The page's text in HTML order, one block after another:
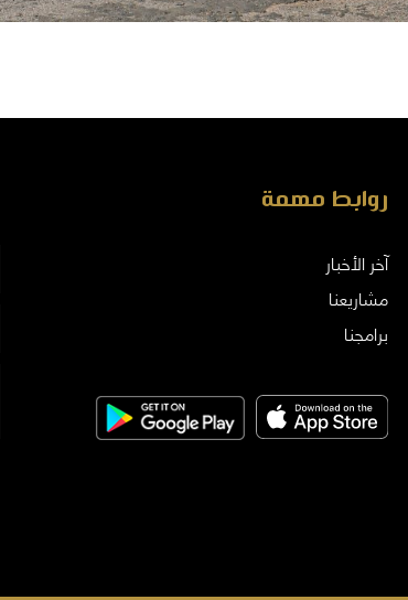
روابط مهمة
آخر الأخبار
مشاريعنا
برامجنا